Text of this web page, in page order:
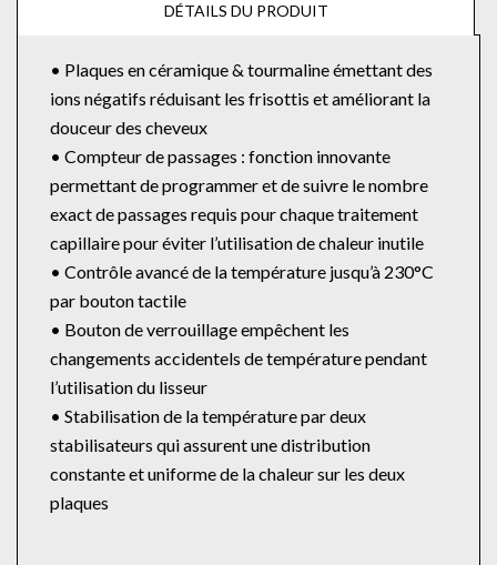
DÉTAILS DU PRODUIT
• Plaques en céramique & tourmaline émettant des
ions négatifs réduisant les frisottis et améliorant la
douceur des cheveux
• Compteur de passages : fonction innovante
permettant de programmer et de suivre le nombre
exact de passages requis pour chaque traitement
capillaire pour éviter l’utilisation de chaleur inutile
• Contrôle avancé de la température jusqu’à 230°C
par bouton tactile
• Bouton de verrouillage empêchent les
changements accidentels de température pendant
l’utilisation du lisseur
• Stabilisation de la température par deux
stabilisateurs qui assurent une distribution
constante et uniforme de la chaleur sur les deux
plaques